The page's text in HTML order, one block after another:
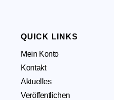
QUICK LINKS
Mein Konto
Kontakt
Aktuelles
Veröffentlichen